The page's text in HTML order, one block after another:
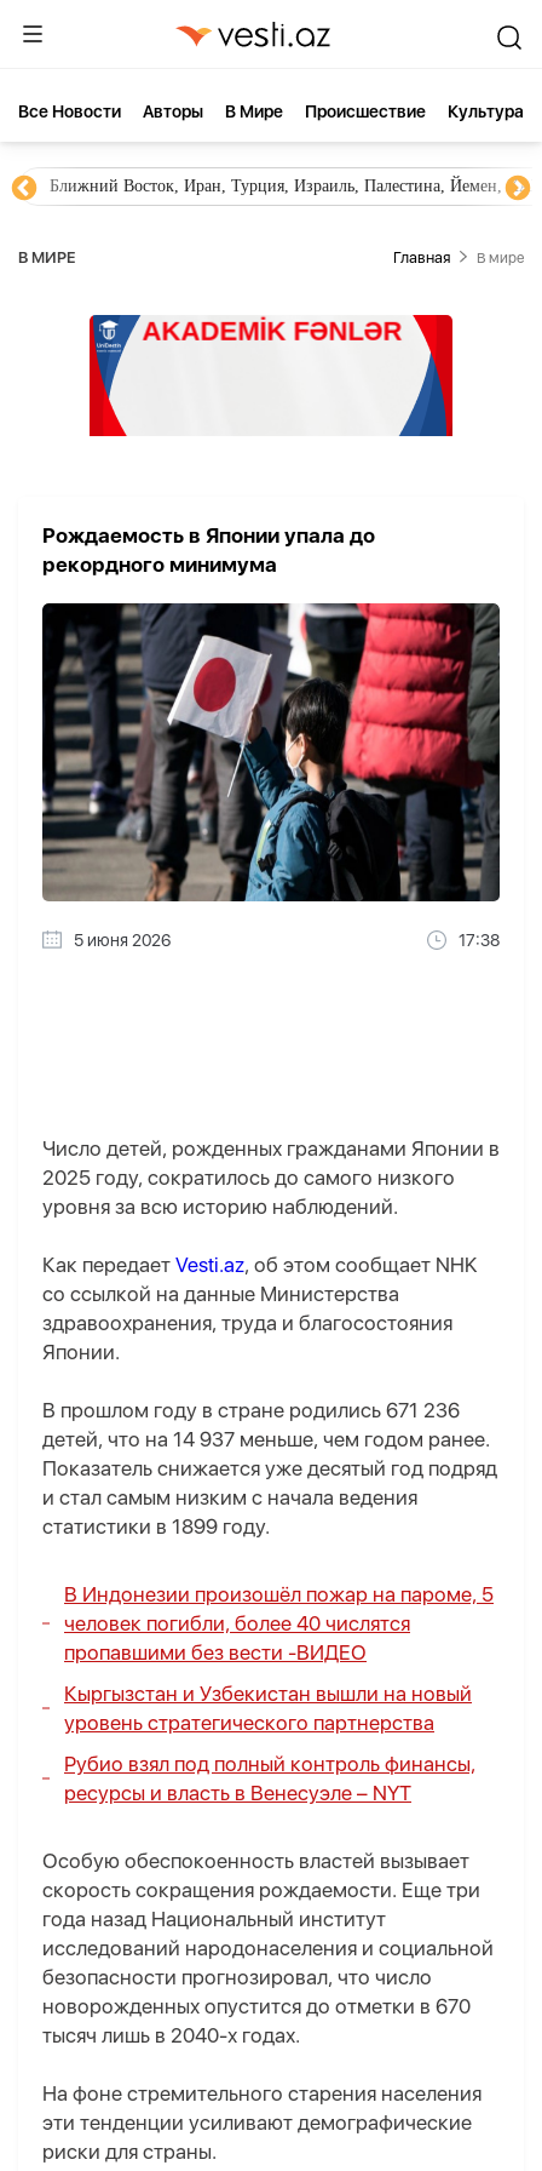
Все Новости Aвторы В Мире Происшествие Культура
Ближний Восток, Иран, Турция, Израиль, Палестина, Йемен,
В МИРЕ Главная В мире
Рождаемость в Японии упала до
рекордного минимума
5 июня 2026 17:38
Число детей, рожденных гражданами Японии в
2025 году, сократилось до самого низкого
уровня за всю историю наблюдений.
Как передает Vesti.az, об этом сообщает NHK
со ссылкой на данные Министерства
здравоохранения, труда и благосостояния
Японии.
В прошлом году в стране родились 671 236
детей, что на 14 937 меньше, чем годом ранее.
Показатель снижается уже десятый год подряд
и стал самым низким с начала ведения
статистики в 1899 году.
В Индонезии произошёл пожар на пароме, 5
человек погибли, более 40 числятся
пропавшими без вести -ВИДЕО
Кыргызстан и Узбекистан вышли на новый
уровень стратегического партнерства
Рубио взял под полный контроль финансы,
ресурсы и власть в Венесуэле – NYT
Особую обеспокоенность властей вызывает
скорость сокращения рождаемости. Еще три
года назад Национальный институт
исследований народонаселения и социальной
безопасности прогнозировал, что число
новорожденных опустится до отметки в 670
тысяч лишь в 2040-х годах.
На фоне стремительного старения населения
эти тенденции усиливают демографические
риски для страны.